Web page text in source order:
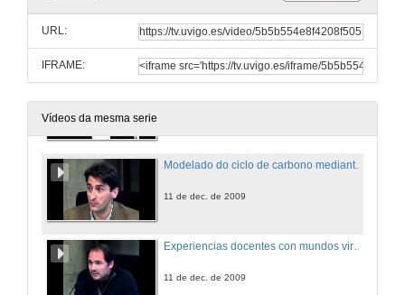
URL:
IFRAME:
Vídeos da mesma serie
11 de dec. de 2009
É posible unha docencia integramente virtula ?
Modelado do ciclo de carbono mediante o programa 'STELLA'.
11 de dec. de 2009
11 de dec. de 2009